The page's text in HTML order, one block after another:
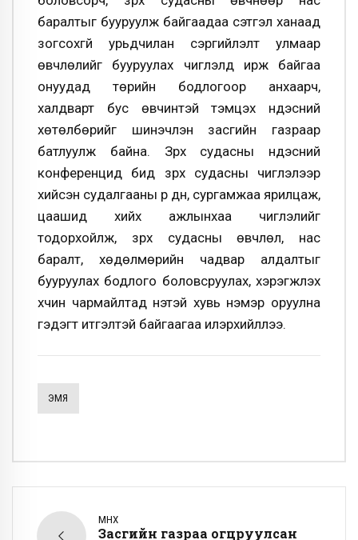
баралтыг бууруулж байгаадаа сэтгэл ханаад
зогсохгүй урьдчилан сэргийлэлт улмаар
өвчлөлийг бууруулах чиглэлд ирж байгаа
онуудад төрийн бодлогоор анхаарч,
халдварт бус өвчинтэй тэмцэх үндэсний
хөтөлбөрийг шинэчлэн засгийн газраар
батлуулж байна. Зүрх судасны үндэсний
конференцид бид зүрх судасны чиглэлээр
хийсэн судалгааны үр дүн, сургамжаа ярилцаж,
цаашид хийх ажлынхаа чиглэлийг
тодорхойлж, зүрх судасны өвчлөл, нас
баралт, хөдөлмөрийн чадвар алдалтыг
бууруулах бодлого боловсруулах, хэрэгжүүлэх
хүчин чармайлтад үнэтэй хувь нэмэр оруулна
гэдэгт итгэлтэй байгаагаа илэрхийллээ.
ЭМЯ
ӨМНӨХ
Засгийн газраа огцруулсан